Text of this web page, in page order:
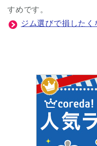
すめです。
ジム選びで損したく